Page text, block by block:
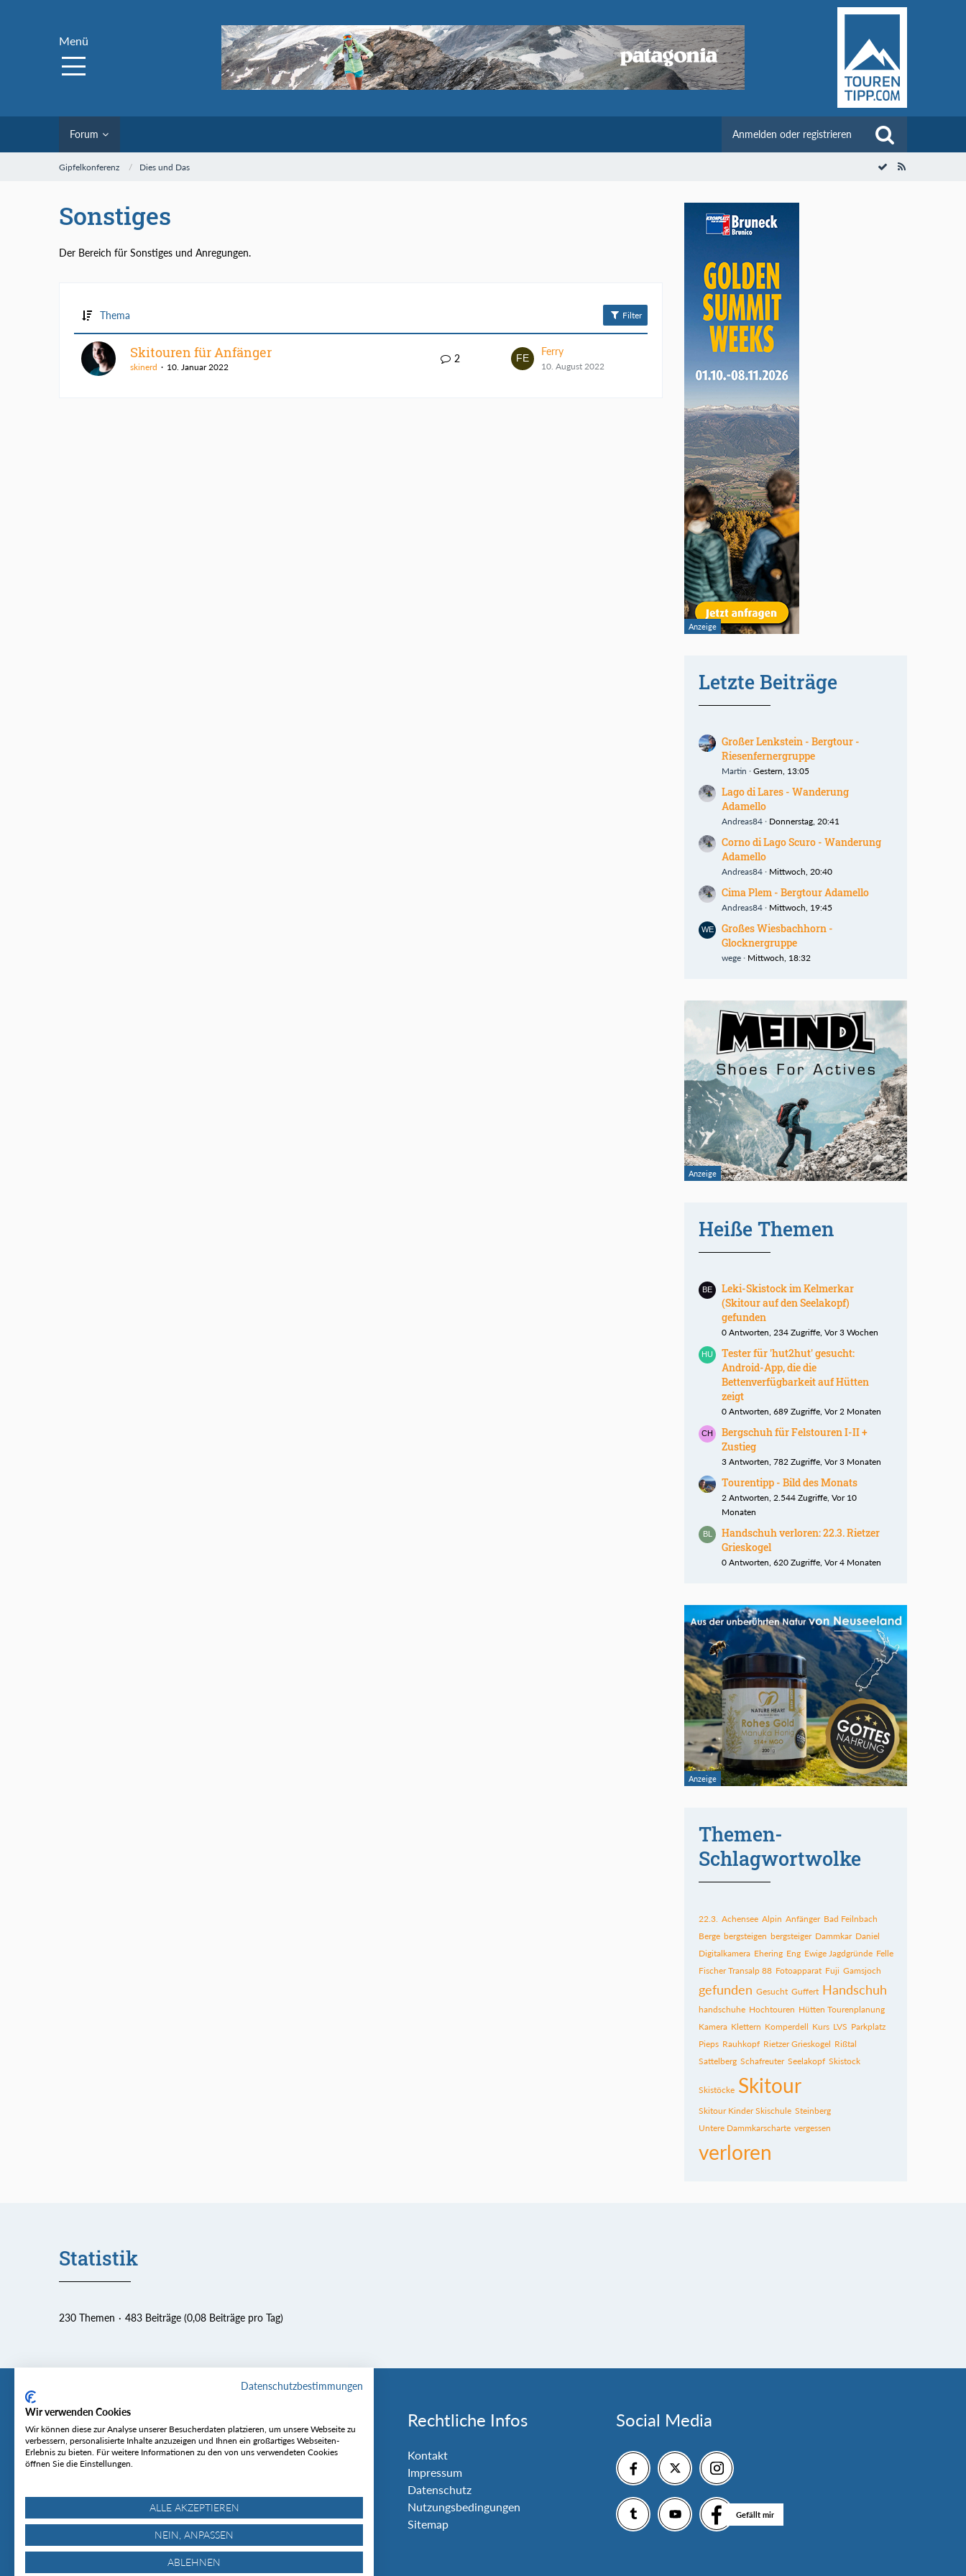
Menü
Forum Anmelden oder registrieren
Gipfelkonferenz Dies und Das
Sonstiges
Der Bereich für Sonstiges und Anregungen.
Thema Filter
Skitouren für Anfänger
skinerd 10. Januar 2022
2
Ferry
10. August 2022
Letzte Beiträge
Großer Lenkstein - Bergtour -
Riesenfernergruppe
Martin Gestern, 13:05
Lago di Lares - Wanderung
Adamello
Andreas84 Donnerstag, 20:41
Corno di Lago Scuro - Wanderung
Adamello
Andreas84 Mittwoch, 20:40
Cima Plem - Bergtour Adamello
Andreas84 Mittwoch, 19:45
Großes Wiesbachhorn -
Glocknergruppe
wege Mittwoch, 18:32
Heiße Themen
Leki-Skistock im Kelmerkar
(Skitour auf den Seelakopf)
gefunden
0 Antworten, 234 Zugriffe, Vor 3 Wochen
Tester für 'hut2hut' gesucht:
Android-App, die die
Bettenverfügbarkeit auf Hütten
zeigt
0 Antworten, 689 Zugriffe, Vor 2 Monaten
Bergschuh für Felstouren I-II +
Zustieg
3 Antworten, 782 Zugriffe, Vor 3 Monaten
Tourentipp - Bild des Monats
2 Antworten, 2.544 Zugriffe, Vor 10
Monaten
Handschuh verloren: 22.3. Rietzer
Grieskogel
0 Antworten, 620 Zugriffe, Vor 4 Monaten
Themen-
Schlagwortwolke
22.3. Achensee Alpin Anfänger Bad Feilnbach
Berge bergsteigen bergsteiger Dammkar Daniel
Digitalkamera Ehering Eng Ewige Jagdgründe Felle
Fischer Transalp 88 Fotoapparat Fuji Gamsjoch
gefunden Gesucht Guffert Handschuh
handschuhe Hochtouren Hütten Tourenplanung
Kamera Klettern Komperdell Kurs LVS Parkplatz
Pieps Rauhkopf Rietzer Grieskogel Rißtal
Sattelberg Schafreuter Seelakopf Skistock
Skistöcke Skitour
Skitour Kinder Skischule Steinberg
Untere Dammkarscharte vergessen
verloren
Statistik
230 Themen 483 Beiträge (0,08 Beiträge pro Tag)
Tourentipp
Über uns
Wetter & Lawinenlage
Rechtliche Infos
Kontakt
Impressum
Datenschutz
Nutzungsbedingungen
Sitemap
Social Media
Gefällt mir
Datenschutzbestimmungen
Wir verwenden Cookies
Wir können diese zur Analyse unserer Besucherdaten platzieren, um unsere Webseite zu
verbessern, personalisierte Inhalte anzuzeigen und Ihnen ein großartiges Webseiten-
Erlebnis zu bieten. Für weitere Informationen zu den von uns verwendeten Cookies
öffnen Sie die Einstellungen.
ALLE AKZEPTIEREN
NEIN, ANPASSEN
ABLEHNEN